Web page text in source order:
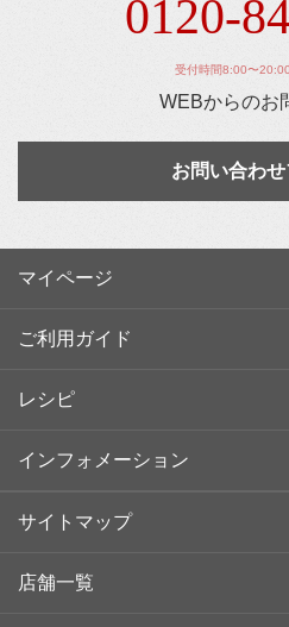
0120-
受付時間8:00〜
WEBからのお
お問い合わ
マイページ
ご利用ガイド
レシピ
インフォメーション
サイトマップ
店舗一覧